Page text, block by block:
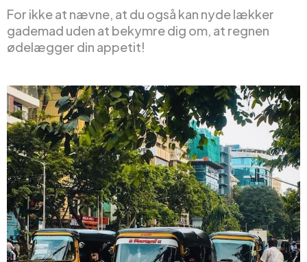
For ikke at nævne, at du også kan nyde lækker
gademad uden at bekymre dig om, at regnen
ødelægger din appetit!